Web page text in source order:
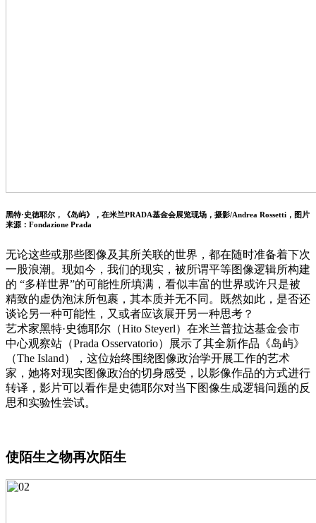
黑特·史徳耶尔，《岛屿》，在米兰PRADA基金会展览现场，摄影/Andrea Rossetti，图片
来源：Fondazione Prada
无论这些或那些图像及其所关联的世界，都在随时准备着下次
一股浪潮。现如今，我们的现实，被所谓平等图像逻辑所构建
的 “多样世界”的可能性所填满，看似丰富的世界或许只是被
精致的虚伪泡沫所包裹，其本质并无不同。既然如此，是否还
谈论另一种可能性，又或者应该展开另一种思考？
艺术家黑特·史德耶尔（Hito Steyerl）在米兰普拉达基金会市
中心观察站（Prada Osservatorio）展示了其全新作品《岛屿》
（The Island），这位始终围绕图像政治学开展工作的艺术
家，她将对现实图像政治的切身感受，以影像作品的方式进行
转译，影片可以看作是史德耶尔对当下图像生成逻辑问题的反
思和实验性尝试。
使陌生之物再次陌生